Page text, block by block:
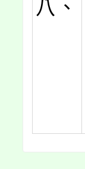
八、